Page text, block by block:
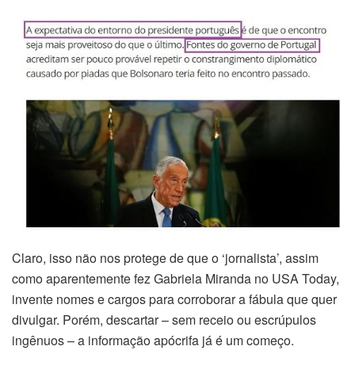
Claro, isso não nos protege de que o ‘jornalista’, assim
como aparentemente fez Gabriela Miranda no USA Today,
invente nomes e cargos para corroborar a fábula que quer
divulgar. Porém, descartar – sem receio ou escrúpulos
ingênuos – a informação apócrifa já é um começo.